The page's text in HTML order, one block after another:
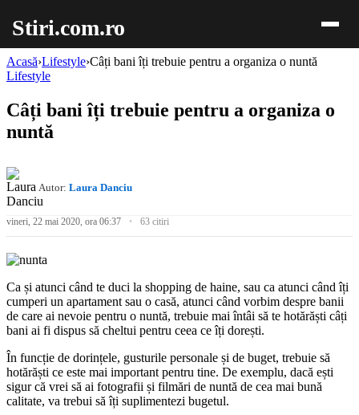
Stiri.com.ro
Acasă›Lifestyle›Câți bani îți trebuie pentru a organiza o nuntă
Lifestyle
Câți bani îți trebuie pentru a organiza o
nuntă
Autor: Laura Danciu
vineri, 22 mai 2020, ora 06:37 63 citiri
Ca și atunci când te duci la shopping de haine, sau ca atunci când îți
cumperi un apartament sau o casă, atunci când vorbim despre banii
de care ai nevoie pentru o nuntă, trebuie mai întâi să te hotărăști câți
bani ai fi dispus să cheltui pentru ceea ce îți dorești.
În funcție de dorințele, gusturile personale și de buget, trebuie să
hotărăști ce este mai important pentru tine. De exemplu, dacă ești
sigur că vrei să ai fotografii și filmări de nuntă de cea mai bună
calitate, va trebui să îți suplimentezi bugetul.